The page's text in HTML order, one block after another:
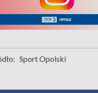
Sport Opolski